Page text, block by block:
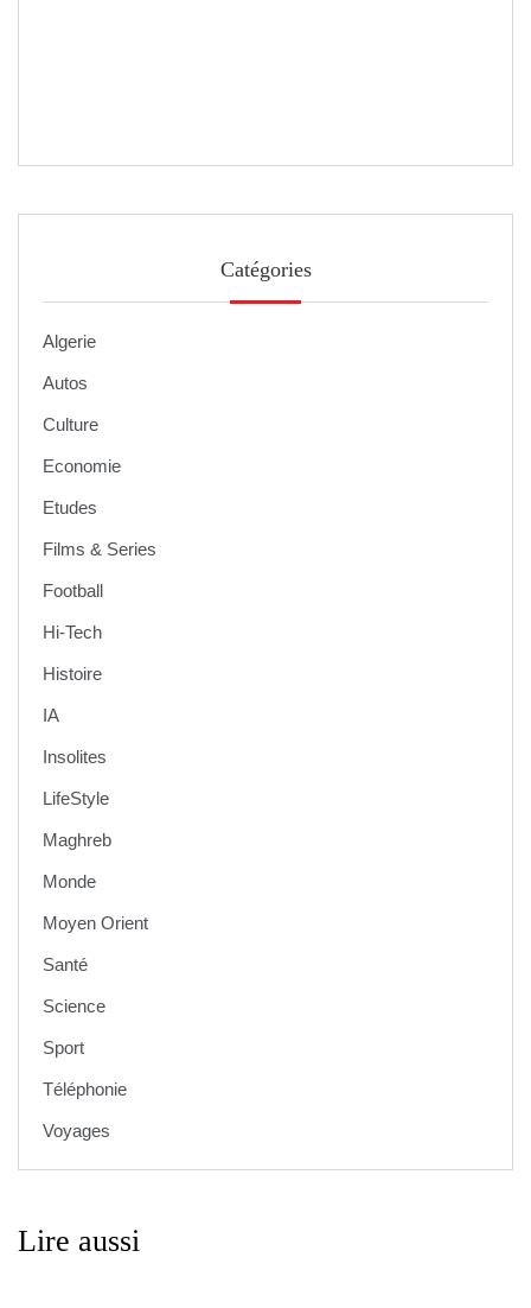
Catégories
Algerie
Autos
Culture
Economie
Etudes
Films & Series
Football
Hi-Tech
Histoire
IA
Insolites
LifeStyle
Maghreb
Monde
Moyen Orient
Santé
Science
Sport
Téléphonie
Voyages
Lire aussi